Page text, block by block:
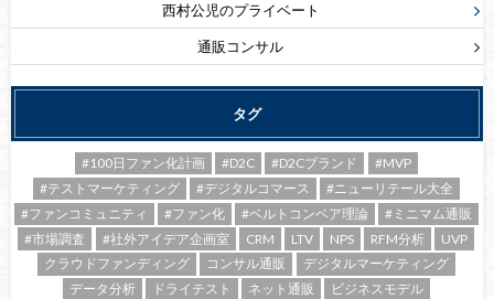
西村公児のプライベート
通販コンサル
タグ
#100日ファン化計画 #D2C #D2Cブランド
#MVP
#テストマーケティング
#デジタルコマース
#ニューリテール大全
#ファンコミュニティ
#ファン化 #ベルトコンベア理論
#ミニマム通販
#市場調査
#社外アイデア企画室 CRM LTV NPS RFM分析
UVP
クラウドファンディング
コンサル通販
デジタルマーケティング
データ分析
ドライテスト ネット通販
ビジネスモデル